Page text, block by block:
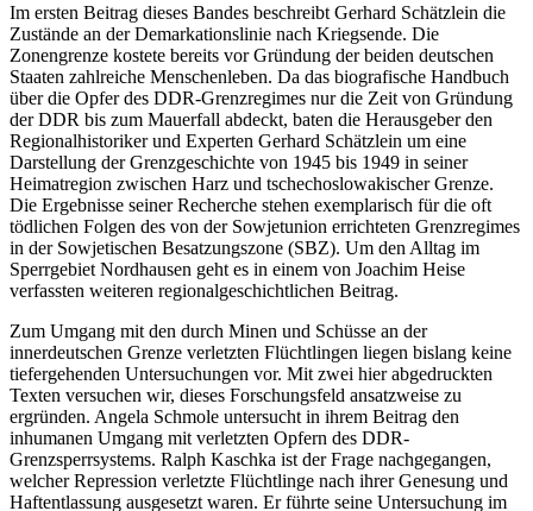
Im ersten Beitrag dieses Bandes beschreibt Gerhard Schätzlein die
Zustände an der Demarkationslinie nach Kriegsende. Die
Zonengrenze kostete bereits vor Gründung der beiden deutschen
Staaten zahlreiche Menschenleben. Da das biografische Handbuch
über die Opfer des DDR-Grenzregimes nur die Zeit von Gründung
der DDR bis zum Mauerfall abdeckt, baten die Herausgeber den
Regionalhistoriker und Experten Gerhard Schätzlein um eine
Darstellung der Grenzgeschichte von 1945 bis 1949 in seiner
Heimatregion zwischen Harz und tschechoslowakischer Grenze.
Die Ergebnisse seiner Recherche stehen exemplarisch für die oft
tödlichen Folgen des von der Sowjetunion errichteten Grenzregimes
in der Sowjetischen Besatzungszone (SBZ). Um den Alltag im
Sperrgebiet Nordhausen geht es in einem von Joachim Heise
verfassten weiteren regionalgeschichtlichen Beitrag.
Zum Umgang mit den durch Minen und Schüsse an der
innerdeutschen Grenze verletzten Flüchtlingen liegen bislang keine
tiefergehenden Untersuchungen vor. Mit zwei hier abgedruckten
Texten versuchen wir, dieses Forschungsfeld ansatzweise zu
ergründen. Angela Schmole untersucht in ihrem Beitrag den
inhumanen Umgang mit verletzten Opfern des DDR-
Grenzsperrsystems. Ralph Kaschka ist der Frage nachgegangen,
welcher Repression verletzte Flüchtlinge nach ihrer Genesung und
Haftentlassung ausgesetzt waren. Er führte seine Untersuchung im